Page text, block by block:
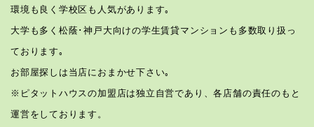
環境も良く学校区も人気があります｡
大学も多く松蔭･神戸大向けの学生賃貸マンションも多数取り扱っ
ております｡
お部屋探しは当店におまかせ下さい｡
※ピタットハウスの加盟店は独立自営であり、各店舗の責任のもと
運営をしております。